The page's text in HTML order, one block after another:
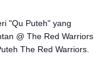
"Qu Puteh" yang
@ The Red Warriors
The Red Warriors.